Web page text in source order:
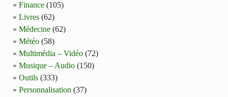
Finance (105)
Livres (62)
Médecine (62)
Météo (58)
Multimédia – Vidéo (72)
Musique – Audio (150)
Outils (333)
Personnalisation (37)